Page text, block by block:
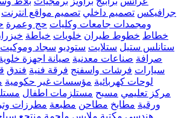
جرافيكس تصميم داخلي تصميم مواقع انترنت
ومجمدات جامعات وكليات حج وعمرة
خطاط خطوط طيران خلويات خياطة
ستانلس ستيل ستلايت ستوديو سجاد وموكيت
صرافة صناعات معدنية صيانة اجهزة
سيارات فرشات واسفنج فرقة فنية فندق
لوحات كهربائية مؤسسات غير حكومية
مركز تعليمي مسبح مستلزمات اطفال
ورقية مطابخ مطاحن مطبعة مطرزات
هندسي مكتبة ملابس ملحمة منتجع